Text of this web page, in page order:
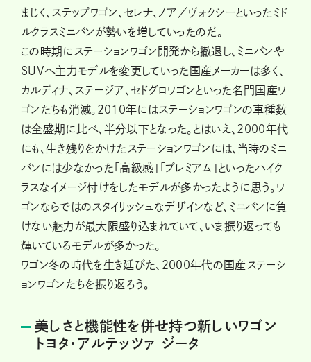
まじく、ステップワゴン、セレナ、ノア／ヴォクシーといったミド
ルクラスミニバンが勢いを増していったのだ。
この時期にステーションワゴン開発から撤退し、ミニバンや
SUVへ主力モデルを変更していった国産メーカーは多く、
カルディナ、ステージア、セドグロワゴンといった名門国産ワ
ゴンたちも消滅。2010年にはステーションワゴンの車種数
は全盛期に比べ、半分以下となった。とはいえ、2000年代
にも、生き残りをかけたステーションワゴンには、当時のミニ
バンには少なかった「高級感」「プレミアム」といったハイク
ラスなイメージ付けをしたモデルが多かったように思う。ワ
ゴンならではのスタイリッシュなデザインなど、ミニバンに負
けない魅力が最大限盛り込まれていて、いま振り返っても
輝いているモデルが多かった。
ワゴン冬の時代を生き延びた、2000年代の国産ステーシ
ョンワゴンたちを振り返ろう。
美しさと機能性を併せ持つ新しいワゴン
トヨタ・アルテッツァ ジータ